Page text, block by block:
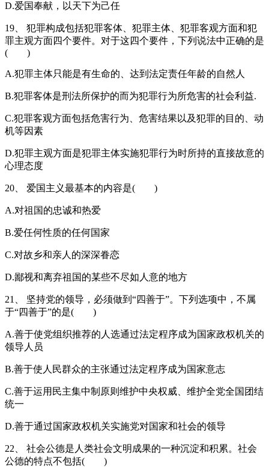
D.爱国奉献，以天下为己任
19、 犯罪构成包括犯罪客体、犯罪主体、犯罪客观方面和犯
罪主观方面四个要件。对于这四个要件，下列说法中正确的是
( )
A.犯罪主体只能是有生命的、达到法定责任年龄的自然人
B.犯罪客体是刑法所保护的而为犯罪行为所危害的社会利益.
C.犯罪客观方面包括危害行为、危害结果以及犯罪的目的、动
机等因素
D.犯罪主观方面是犯罪主体实施犯罪行为时所持的直接故意的
心理态度
20、 爱国主义最基本的内容是( )
A.对祖国的忠诚和热爱
B.爱任何性质的任何国家
C.对故乡和亲人的深深眷恋
D.鄙视和离弃祖国的某些不尽如人意的地方
21、 坚持党的领导，必须做到“四善于”。下列选项中，不属
于“四善于”的是( )
A.善于使党组织推荐的人选通过法定程序成为国家政权机关的
领导人员
B.善于使人民群众的主张通过法定程序成为国家意志
C.善于运用民主集中制原则维护中央权威、维护全党全国团结
统一
D.善于通过国家政权机关实施党对国家和社会的领导
22、 社会公德是人类社会文明成果的一种沉淀和积累。社会
公德的特点不包括( )